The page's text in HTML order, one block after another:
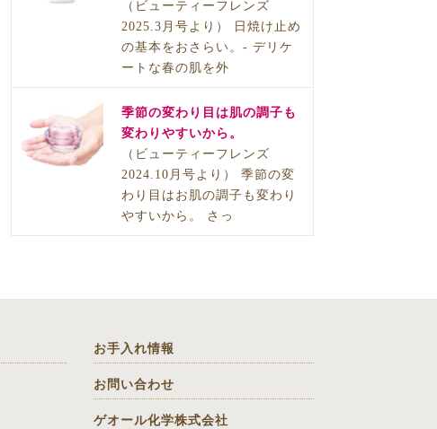
（ビューティーフレンズ
2025.3月号より） 日焼け止め
の基本をおさらい。- デリケ
ートな春の肌を外
季節の変わり目は肌の調子も
変わりやすいから。
（ビューティーフレンズ
2024.10月号より） 季節の変
わり目はお肌の調子も変わり
やすいから。 さっ
お手入れ情報
お問い合わせ
ゲオール化学株式会社